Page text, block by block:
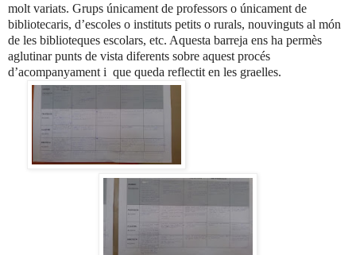
molt variats. Grups únicament de professors o únicament de
bibliotecaris, d’escoles o instituts petits o rurals, nouvinguts al món
de les biblioteques escolars, etc. Aquesta barreja ens ha permès
aglutinar punts de vista diferents sobre aquest procés
d’acompanyament i que queda reflectit en les graelles.